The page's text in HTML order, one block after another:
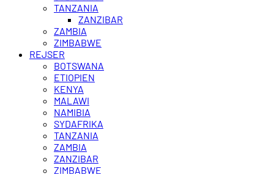
TANZANIA
ZANZIBAR
ZAMBIA
ZIMBABWE
REJSER
BOTSWANA
ETIOPIEN
KENYA
MALAWI
NAMIBIA
SYDAFRIKA
TANZANIA
ZAMBIA
ZANZIBAR
ZIMBABWE